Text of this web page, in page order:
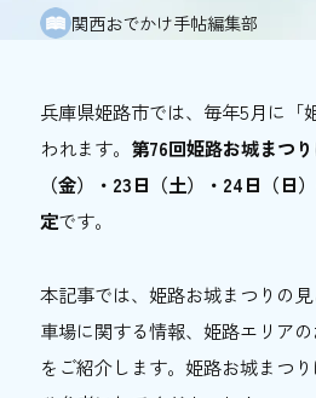
体験する
おトク情報
おトク情報
関西おで
お問
関西おでかけ手帖編集部
兵庫県姫路市では、毎年5月に「
われます。 第76回姫路お城まつ
（金）・23日（土）・24日（日
定です。
本記事では、姫路お城まつりの
車場に関する情報、姫路エリア
をご紹介します。姫路お城まつ